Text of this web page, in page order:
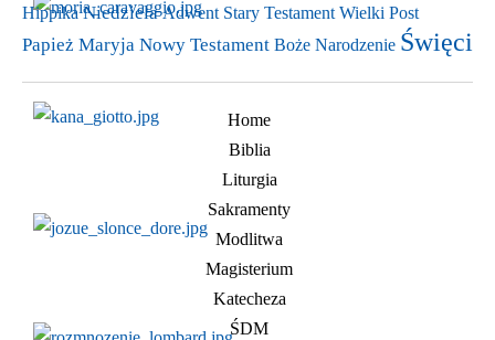
Hippika Niedziela Adwent Stary Testament Wielki Post
Papież Maryja Nowy Testament Boże Narodzenie Święci
Home
Biblia
Liturgia
Sakramenty
Modlitwa
Magisterium
Katecheza
ŚDM